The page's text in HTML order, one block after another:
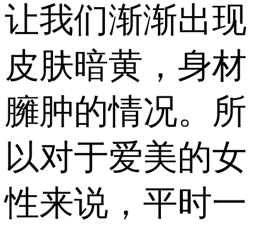
让我们渐渐出现
皮肤暗黄，身材
臃肿的情况。所
以对于爱美的女
性来说，平时一